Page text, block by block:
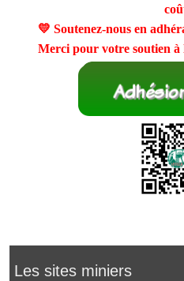
💛 Soutenez-nous en
Merci pour votre soutien à
Les sites miniers